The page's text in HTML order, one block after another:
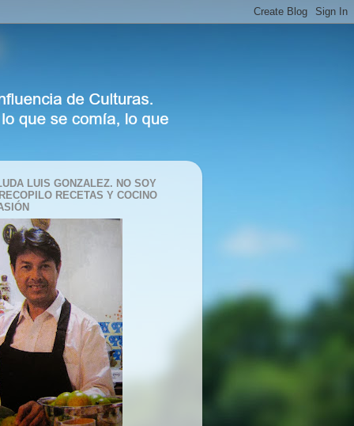
LUIS GONZALEZ. NO SOY
RECETAS Y COCINO